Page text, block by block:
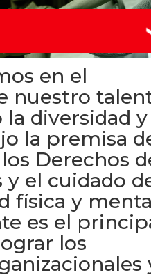
en el
nuestro
diversidad y
la premisa
Derechos
y el cuidado
física y
es el
los